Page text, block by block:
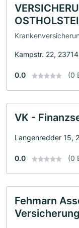
Kampstr. 22,
0.0 (0
VK -
Langenredder 15,
0.0 (0
Fehmarn